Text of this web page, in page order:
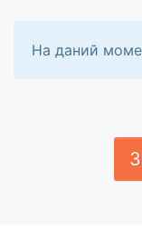
На даний